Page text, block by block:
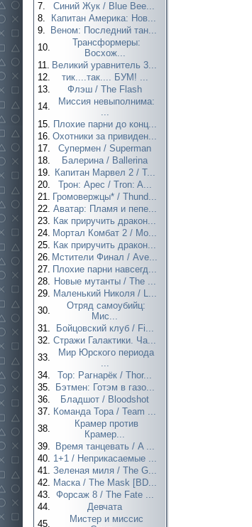
7.
Синий Жук / Blue Bee...
8.
Капитан Америка: Нов...
9.
Веном: Последний тан...
10.
Трансформеры:
Восхож...
11. Великий уравнитель 3...
12.
тик....так.... БУМ! ...
13.
Флэш / The Flash
14.
Миссия невыполнима:
...
15. Плохие парни до конц...
16. Охотники за привиден...
17.
Супермен / Superman
18.
Балерина / Ballerina
19. Капитан Марвел 2 / T...
20.
Трон: Арес / Tron: A...
21. Громовержцы* / Thund...
22. Аватар: Пламя и пепе...
23. Как приручить дракон...
24. Мортал Комбат 2 / Mo...
25. Как приручить дракон...
26. Мстители Финал / Ave...
27. Плохие парни навсегд...
28. Новые мутанты / The ...
29. Маленький Николя / L...
30.
Отряд самоубийц:
Мис...
31.
Бойцовский клуб / Fi...
32. Стражи Галактики. Ча...
33.
Мир Юрского периода
...
34.
Тор: Рагнарёк / Thor...
35.
Бэтмен: Готэм в газо...
36.
Бладшот / Bloodshot
37. Команда Тора / Team ...
38.
Крамер против
Крамер...
39.
Время танцевать / A ...
40. 1+1 / Неприкасаемые ...
41. Зеленая миля / The G...
42. Маска / The Mask [BD...
43. Форсаж 8 / The Fate ...
44.
Девчата
45.
Мистер и миссис